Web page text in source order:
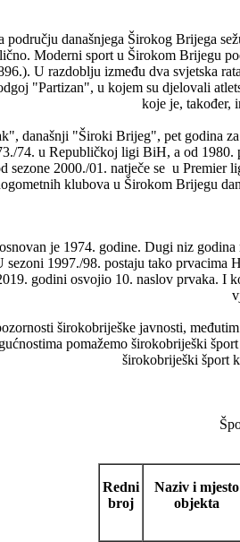
današnjega Širokog Brijega
Moderni sport u Širokom Brijegu
U razdoblju između dva svjetska
"Partizan", u kojem su djelovali
koje je, također,
današnji "Široki Brijeg", pet godina
74. u Republičkoj ligi BiH, a od
2000./01. natječe se u Premier
klubova u Širokom Brijegu
je 1974. godine. Dugi niz
1997./98. postaju tako
godini osvojio 10. naslov prvaka. I
širokobriješke javnosti,
pomažemo širokobriješki
širokobriješki šport
Redni
broj
Naziv i mjesto
objekta